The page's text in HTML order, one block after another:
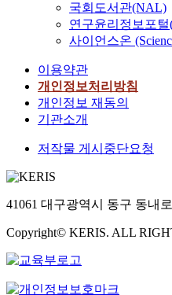
국회도서관(NAL)
연구윤리정보포털
사이언스온
이용약관
개인정보처리방침
개인정보 재동의
기관소개
저작물 게시중단요청
41061 대구광역시 동구 동내
Copyright© KERIS. ALL